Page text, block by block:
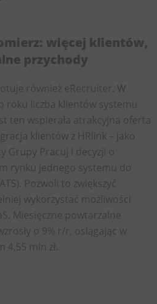
więcej klientów,
przychody
również eRecruiter. W
roku liczba klientów systemu
ten wspierała atrakcyjna oferta
klientów z HRlink – jako
Grupy Pracuj i decyzji o
rynku jednego systemu do
Pozwoli to zwiększyć
wykorzystać możliwości
Miesięczne powtarzalne
o 9% r/r, osiągając w
4,55 mln zł.